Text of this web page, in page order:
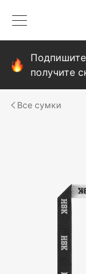
получите
сумки